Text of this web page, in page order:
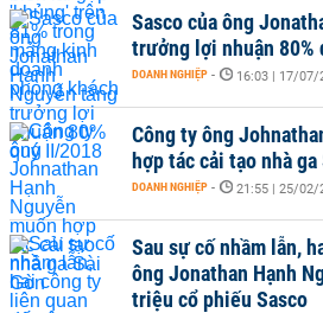
Sasco của ông
trưởng lợi nhuận 80%
DOANH NGHIỆP - 16:03 | 17/07/
Công ty ông
hợp tác cải tạo nhà ga
DOANH NGHIỆP - 21:55 | 25/02/
Sau sự cố nhầm lẫn,
ông Jonathan Hạnh
triệu cổ phiếu Sasco